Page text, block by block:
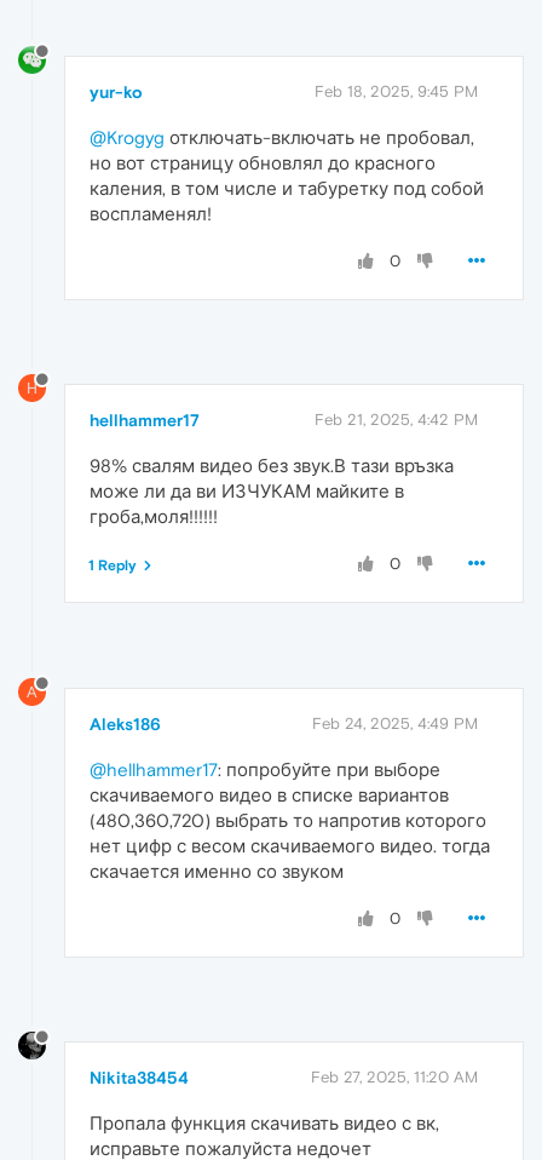
yur-ko Feb 18, 2025, 9:45 PM
@Krogyg отключать-включать не пробовал,
но вот страницу обновлял до красного
каления, в том числе и табуретку под собой
воспламенял!
0
H
hellhammer17 Feb 21, 2025, 4:42 PM
98% свалям видео без звук.В тази връзка
може ли да ви ИЗЧУКАМ майките в
гроба,моля!!!!!!
0
1 Reply
A
Aleks186 Feb 24, 2025, 4:49 PM
@hellhammer17: попробуйте при выборе
скачиваемого видео в списке вариантов
(480,360,720) выбрать то напротив которого
нет цифр с весом скачиваемого видео. тогда
скачается именно со звуком
0
Nikita38454 Feb 27, 2025, 11:20 AM
Пропала функция скачивать видео с вк,
исправьте пожалуйста недочет